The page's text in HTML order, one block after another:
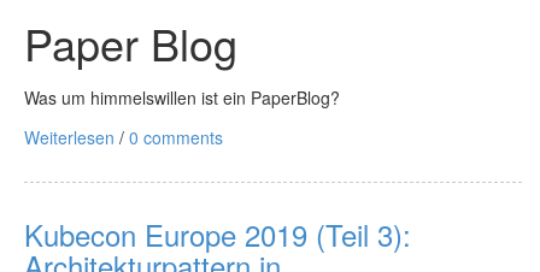
Paper Blog
Was um himmelswillen ist ein PaperBlog?
Weiterlesen / 0 comments
Kubecon Europe 2019 (Teil 3):